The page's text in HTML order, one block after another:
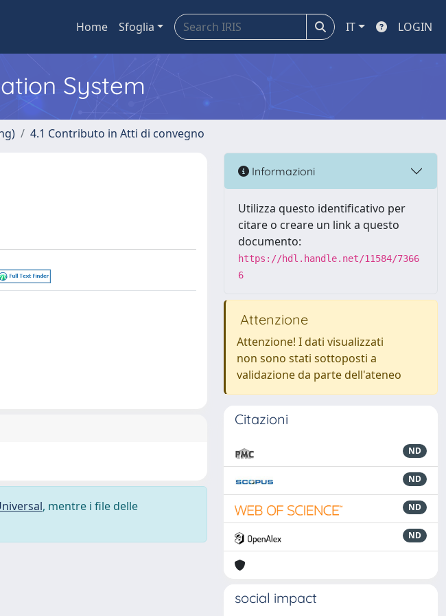
Home Sfoglia IT LOGIN
System
4.1 Contributo in Atti di convegno
, mentre i file delle
Informazioni
Utilizza questo identificativo per
citare o creare un link a questo
documento:
https://hdl.handle.net/11584/7366
6
Attenzione
Attenzione! I dati visualizzati
non sono stati sottoposti a
validazione da parte dell'ateneo
Citazioni
ND
ND
ND
ND
social impact